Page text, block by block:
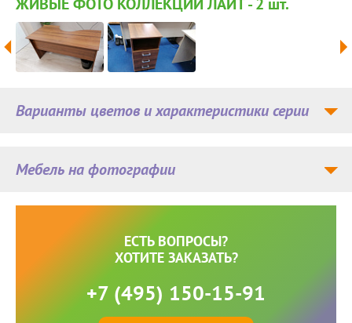
Мебель на фотографии
Варианты цветов и характеристики серии
ЕСТЬ ВОПРОСЫ?
ХОТИТЕ ЗАКАЗАТЬ?
+7 (495) 150-15-91